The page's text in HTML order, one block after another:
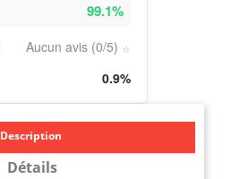
99.1%
Aucun avis (0/5) ⭐
0.9%
Description
Détails